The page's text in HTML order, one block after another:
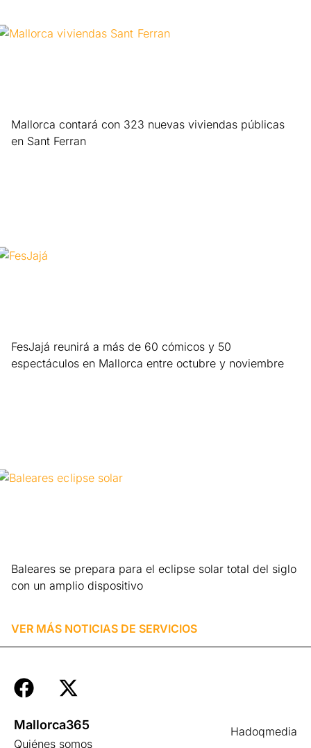
Mallorca contará con 323 nuevas viviendas públicas
en Sant Ferran
FesJajá reunirá a más de 60 cómicos y 50
espectáculos en Mallorca entre octubre y noviembre
Baleares se prepara para el eclipse solar total del siglo
con un amplio dispositivo
VER MÁS NOTICIAS DE SERVICIOS
Hadoqmedia
Mallorca365
Quiénes somos